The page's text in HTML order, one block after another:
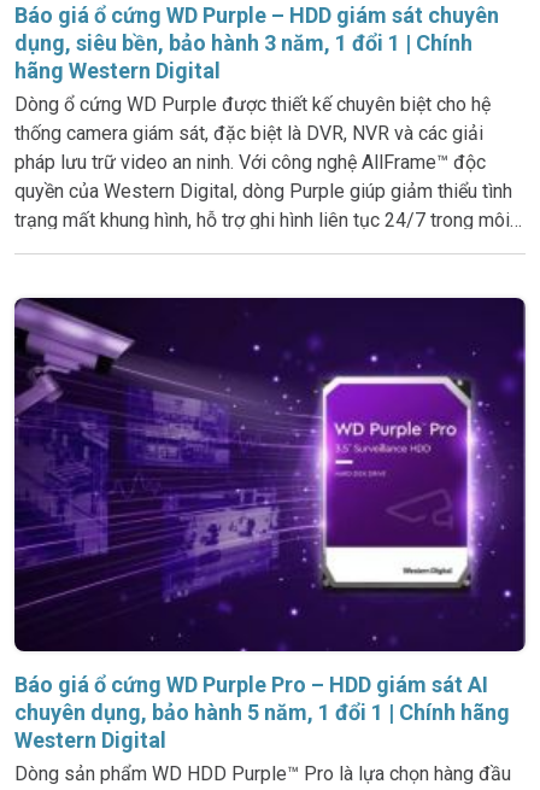
Báo giá ổ cứng WD Purple – HDD giám sát chuyên
dụng, siêu bền, bảo hành 3 năm, 1 đổi 1 | Chính
hãng Western Digital
Dòng ổ cứng WD Purple được thiết kế chuyên biệt cho hệ
thống camera giám sát, đặc biệt là DVR, NVR và các giải
pháp lưu trữ video an ninh. Với công nghệ AllFrame™ độc
quyền của Western Digital, dòng Purple giúp giảm thiểu tình
trạng mất khung hình, hỗ trợ ghi hình liên tục 24/7 trong môi
trường nhiều camera. Sản phẩm có độ bền cao, hoạt động ổn
Báo giá ổ cứng WD Purple Pro – HDD giám sát AI
chuyên dụng, bảo hành 5 năm, 1 đổi 1 | Chính hãng
Western Digital
Dòng sản phẩm WD HDD Purple™ Pro là lựa chọn hàng đầu